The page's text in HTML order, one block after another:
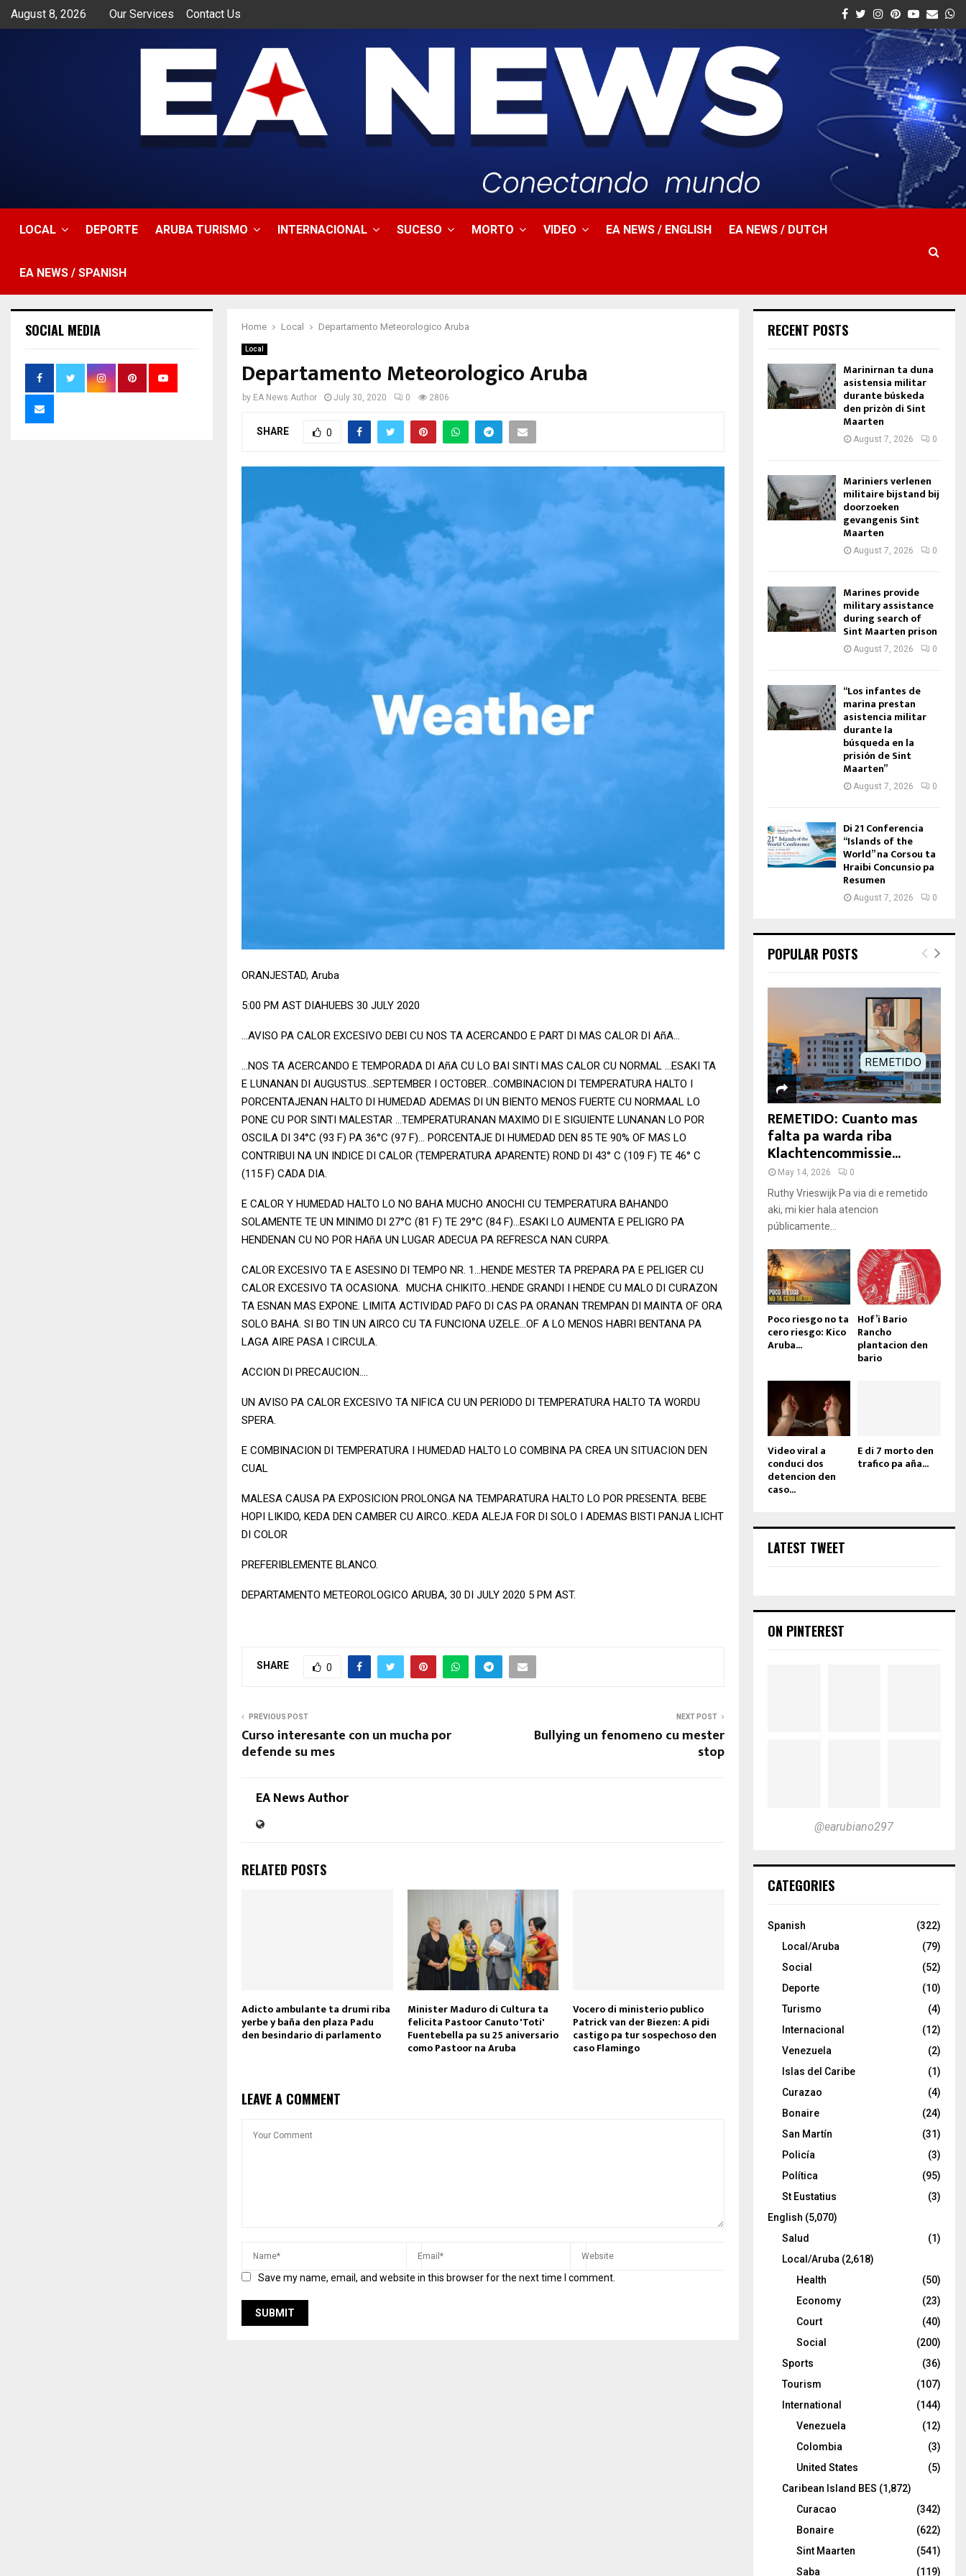
August 8, 2026 Our Services Contact Us Facebook
Twitter
Instagram
Pinterest
Youtube
Email
LOCAL DEPORTE ARUBA TURISMO INTERNACIONAL SUCESO MORTO VIDEO EA NEWS / ENGLISH EA NEWS / DUTCH
EA NEWS / SPANISH
Home Local Departamento Meteorologico Aruba
Local
Departamento Meteorologico Aruba
by EA News Author July 30, 2020 0 2806
SHARE 0
ORANJESTAD, Aruba
5:00 PM AST DIAHUEBS 30 JULY 2020
…AVISO PA CALOR EXCESIVO DEBI CU NOS TA ACERCANDO E PART DI MAS CALOR DI AñA…
…NOS TA ACERCANDO E TEMPORADA DI AñA CU LO BAI SINTI MAS CALOR CU NORMAL …ESAKI TA
E LUNANAN DI AUGUSTUS…SEPTEMBER I OCTOBER…COMBINACION DI TEMPERATURA HALTO I
PORCENTAJENAN HALTO DI HUMEDAD ADEMAS DI UN BIENTO MENOS FUERTE CU NORMAAL LO
PONE CU POR SINTI MALESTAR …TEMPERATURANAN MAXIMO DI E SIGUIENTE LUNANAN LO POR
OSCILA DI 34°C (93 F) PA 36°C (97 F)… PORCENTAJE DI HUMEDAD DEN 85 TE 90% OF MAS LO
CONTRIBUI NA UN INDICE DI CALOR (TEMPERATURA APARENTE) ROND DI 43° C (109 F) TE 46° C
(115 F) CADA DIA.
E CALOR Y HUMEDAD HALTO LO NO BAHA MUCHO ANOCHI CU TEMPERATURA BAHANDO
SOLAMENTE TE UN MINIMO DI 27°C (81 F) TE 29°C (84 F)…ESAKI LO AUMENTA E PELIGRO PA
HENDENAN CU NO POR HAñA UN LUGAR ADECUA PA REFRESCA NAN CURPA.
CALOR EXCESIVO TA E ASESINO DI TEMPO NR. 1…HENDE MESTER TA PREPARA PA E PELIGER CU
CALOR EXCESIVO TA OCASIONA. MUCHA CHIKITO…HENDE GRANDI I HENDE CU MALO DI CURAZON
TA ESNAN MAS EXPONE. LIMITA ACTIVIDAD PAFO DI CAS PA ORANAN TREMPAN DI MAINTA OF ORA
SOLO BAHA. SI BO TIN UN AIRCO CU TA FUNCIONA UZELE…OF A LO MENOS HABRI BENTANA PA
LAGA AIRE PASA I CIRCULA.
ACCION DI PRECAUCION….
UN AVISO PA CALOR EXCESIVO TA NIFICA CU UN PERIODO DI TEMPERATURA HALTO TA WORDU
SPERA.
E COMBINACION DI TEMPERATURA I HUMEDAD HALTO LO COMBINA PA CREA UN SITUACION DEN
CUAL
MALESA CAUSA PA EXPOSICION PROLONGA NA TEMPARATURA HALTO LO POR PRESENTA. BEBE
HOPI LIKIDO, KEDA DEN CAMBER CU AIRCO…KEDA ALEJA FOR DI SOLO I ADEMAS BISTI PANJA LICHT
DI COLOR
PREFERIBLEMENTE BLANCO.
DEPARTAMENTO METEOROLOGICO ARUBA, 30 DI JULY 2020 5 PM AST.
SHARE 0
PREVIOUS POST
Curso interesante con un mucha por
defende su mes
NEXT POST
Bullying un fenomeno cu mester
stop
EA News Author
RELATED POSTS
Adicto ambulante ta drumi riba
yerbe y baña den plaza Padu
den besindario di parlamento
Minister Maduro di Cultura ta
felicita Pastoor Canuto 'Toti'
Fuentebella pa su 25 aniversario
como Pastoor na Aruba
Vocero di ministerio publico
Patrick van der Biezen: A pidi
castigo pa tur sospechoso den
caso Flamingo
LEAVE A COMMENT
Save my name, email, and website in this browser for the next time I comment.
SOCIAL MEDIA RECENT POSTS
Marinirnan ta duna
asistensia militar
durante búskeda
den prizòn di Sint
Maarten
August 7, 2026 0
Mariniers verlenen
militaire bijstand bij
doorzoeken
gevangenis Sint
Maarten
August 7, 2026 0
Marines provide
military assistance
during search of
Sint Maarten prison
August 7, 2026 0
“Los infantes de
marina prestan
asistencia militar
durante la
búsqueda en la
prisión de Sint
Maarten”
August 7, 2026 0
Di 21 Conferencia
“Islands of the
World” na Corsou ta
Hraibi Concunsio pa
Resumen
August 7, 2026 0
POPULAR POSTS
REMETIDO: Cuanto mas
falta pa warda riba
Klachtencommissie...
May 14, 2026 0
Ruthy Vrieswijk Pa via di e remetido
aki, mi kier hala atencion
públicamente...
Poco riesgo no ta
cero riesgo: Kico
Aruba...
Hof’i Bario
Rancho
plantacion den
bario
Video viral a
conduci dos
detencion den
caso...
E di 7 morto den
trafico pa aña...
LATEST TWEET
ON PINTEREST
@earubiano297
CATEGORIES
Spanish
(322)
Local/Aruba
(79)
Social
(52)
Deporte
(10)
Turismo
(4)
Internacional
(12)
Venezuela
(2)
Islas del Caribe
(1)
Curazao
(4)
Bonaire
(24)
San Martín
(31)
Policía
(3)
Política
(95)
St Eustatius
(3)
English (5,070)
Salud
(1)
Local/Aruba (2,618)
Health
(50)
Economy
(23)
Court
(40)
Social
(200)
Sports
(36)
Tourism
(107)
International
(144)
Venezuela
(12)
Colombia
(3)
United States
(5)
Caribean Island BES (1,872)
Curacao
(342)
Bonaire
(622)
Sint Maarten
(541)
Saba
(119)